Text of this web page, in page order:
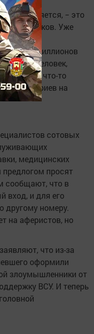
что меняется, − это
мошенников. Уже
граждане
10 миллионов
человек,
ли на что-то
Нуриев на
сотовых
медицинских
просят
сообщают, что в
вход, и для его
другому номеру.
на аферистов, но
что из-за
оформили
злоумышленники от
ВСУ. И теперь